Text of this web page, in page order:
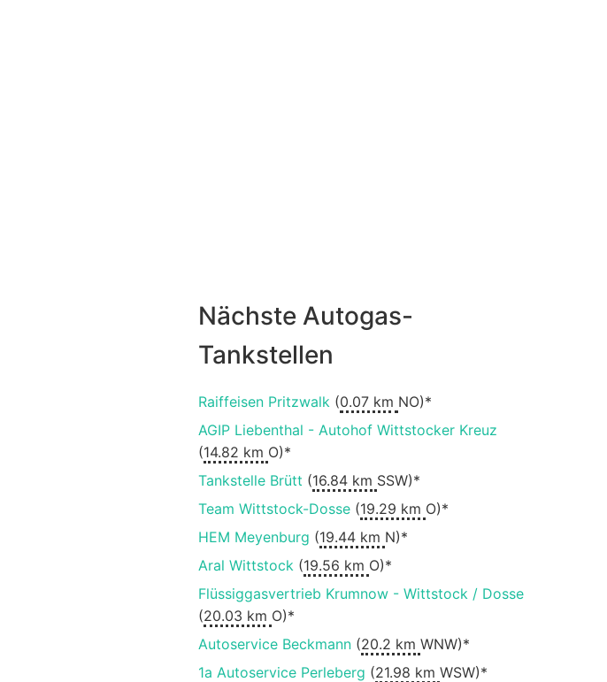
Nächste Autogas-
Tankstellen
Raiffeisen Pritzwalk(0.07 km NO)*
AGIP Liebenthal - Autohof Wittstocker Kreuz
(14.82 km O)*
Tankstelle Brütt (16.84 km SSW)*
Team Wittstock-Dosse(19.29 km O)*
HEM Meyenburg (19.44 km N)*
Aral Wittstock(19.56 km O)*
Flüssiggasvertrieb Krumnow - Wittstock / Dosse
(20.03 km O)*
Autoservice Beckmann(20.2 km WNW)*
1a Autoservice Perleberg (21.98 km WSW)*